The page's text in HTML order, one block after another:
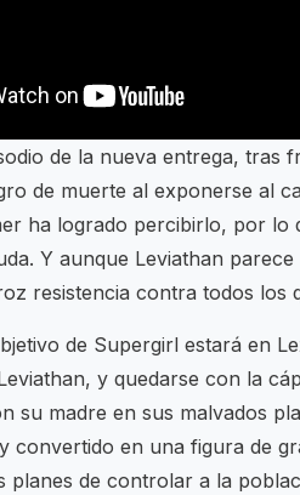
de la nueva entrega, tras
de muerte al exponerse al
ha logrado percibirlo, por
Y aunque Leviathan
resistencia contra todos los
de Supergirl estará en
y quedarse con la
su madre en sus malvados
convertido en una figura de
planes de controlar a la